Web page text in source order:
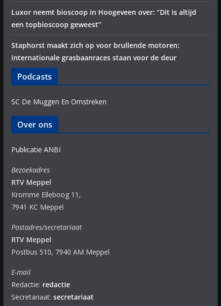
Luxor neemt bioscoop in Hoogeveen over: “Dit is altijd
een topbioscoop geweest”
Staphorst maakt zich op voor brullende motoren:
internationale grasbaanraces staan voor de deur
Podcasts
SC De Muggen En Omstreken
Over ons
Publicatie ANBI
Bezoekadres
RTV Meppel
Kromme Elleboog 11,
7941 KC Meppel
Postadres/secretariaat
RTV Meppel
Postbus 510, 7940 AM Meppel
E-mail
Redactie: redactie
Secretariaat: secretariaat